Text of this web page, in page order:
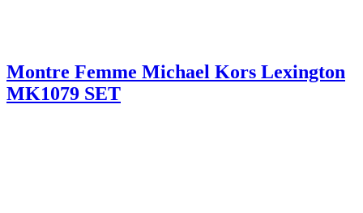
Montre Femme Michael Kors Lexington
MK1079 SET